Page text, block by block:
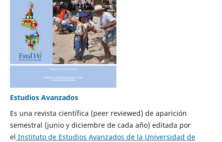
Estudios Avanzados
Es una revista científica (peer reviewed) de aparición
semestral (junio y diciembre de cada año) editada por
el Instituto de Estudios Avanzados de la Universidad de